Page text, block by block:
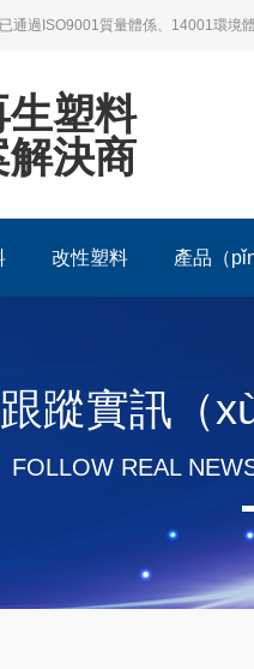
通過ISO9001質量體係、14001環
塑料
決商
改性塑料 產品（
跟蹤實訊（
FOLLOW REAL